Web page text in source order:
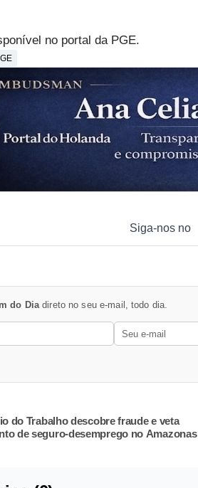
no portal da PGE.
Siga-nos no
do Dia direto no seu e-mail, todo dia.
do Trabalho descobre fraude e veta
de seguro-desemprego no Amazonas